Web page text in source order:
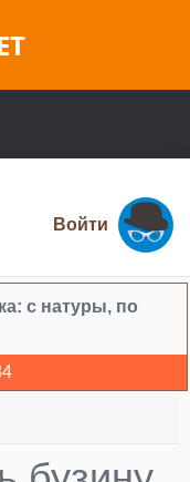
Войти
с натуры, по